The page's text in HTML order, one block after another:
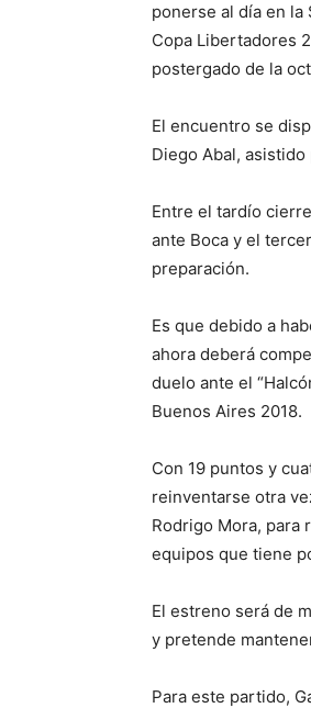
ponerse al día en
Copa Libertadores
postergado de la
El encuentro se
Diego Abal,
Entre el tardío
ante Boca y el
preparación.
Es que debido a
ahora deberá
duelo ante el
Buenos Aires 2018.
Con 19 puntos y
reinventarse otra
Rodrigo Mora, para
equipos que tiene
El estreno será de
y pretende
Para este partido,